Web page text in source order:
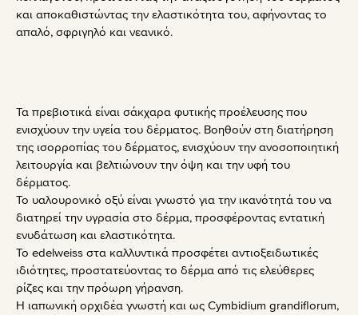
και αποκαθιστώντας την ελαστικότητα του, αφήνοντας το
απαλό, σφριγηλό και νεανικό.
Τα πρεβιοτικά είναι σάκχαρα φυτικής προέλευσης που
ενισχύουν την υγεία του δέρματος. Βοηθούν στη διατήρηση
της ισορροπίας του δέρματος, ενισχύουν την ανοσοποιητική
λειτουργία και βελτιώνουν την όψη και την υφή του
δέρματος.
Το υαλουρονικό οξύ είναι γνωστό για την ικανότητά του να
διατηρεί την υγρασία στο δέρμα, προσφέροντας εντατική
ενυδάτωση και ελαστικότητα.
Το edelweiss στα καλλυντικά προσφέτει αντιοξειδωτικές
ιδιότητες, προστατεύοντας το δέρμα από τις ελεύθερες
ρίζες και την πρόωρη γήρανση.
Η ιαπωνική ορχιδέα γνωστή και ως Cymbidium grandiflorum,